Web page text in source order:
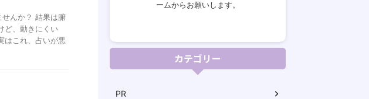
んか？ 結果は腑
ど、動きにくい
はこれ、占いが悪
ームからお願いします。
カテゴリー
PR